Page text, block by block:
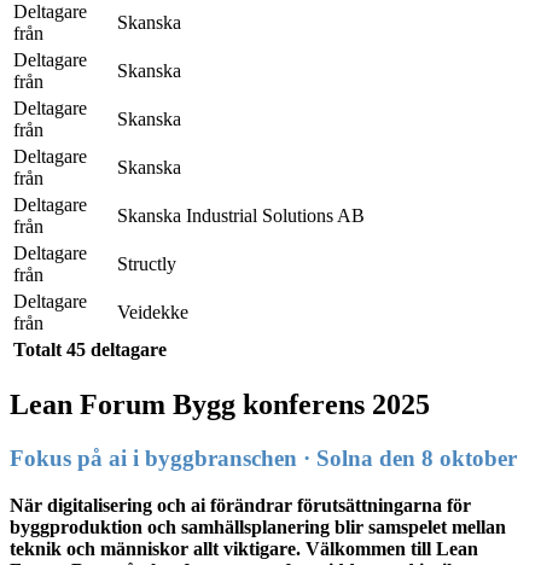
Deltagare
från
Skanska
Deltagare
från
Skanska
Deltagare
från
Skanska
Deltagare
från
Skanska
Deltagare
från
Skanska Industrial Solutions AB
Deltagare
från
Structly
Deltagare
från
Veidekke
Totalt 45 deltagare
Lean Forum Bygg konferens 2025
Fokus på ai i byggbranschen · Solna den 8 oktober
När digitalisering och ai förändrar förutsättningarna för
byggproduktion och samhällsplanering blir samspelet mellan
teknik och människor allt viktigare. Välkommen till Lean